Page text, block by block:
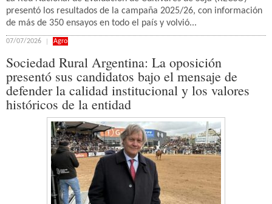
presentó los resultados de la campaña 2025/26, con información
de más de 350 ensayos en todo el país y volvió...
07/07/2026 Agro
Sociedad Rural Argentina: La oposición
presentó sus candidatos bajo el mensaje de
defender la calidad institucional y los valores
históricos de la entidad